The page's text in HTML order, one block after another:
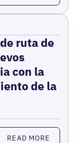
ruta de
con la
de la
READ MORE